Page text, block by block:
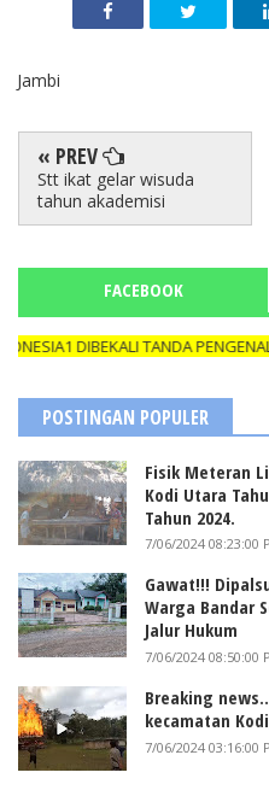
Jambi
« PREV
Stt ikat gelar wisuda
tahun akademisi
FACEBOOK
DIBEKALI TANDA PENGENAL
POSTINGAN POPULER
Fisik Meteran
Kodi Utara
Tahun 2024.
7/06/2024 08:23:00
Gawat!!!
Warga Bandar
Jalur Hukum
7/06/2024 08:50:00
Breaking
kecamatan
7/06/2024 03:16:00